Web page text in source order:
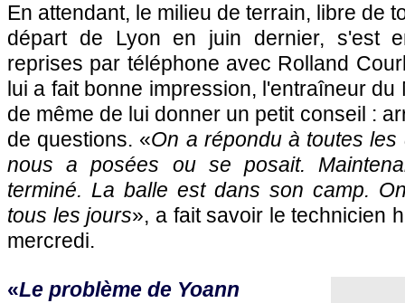
En attendant, le milieu de terrain, libre de
départ de Lyon en juin dernier, s'est
reprises par téléphone avec Rolland
lui a fait bonne impression, l'entraîneur du
de même de lui donner un petit conseil :
de questions. «On a répondu à toutes
nous a posées ou se posait.
terminé. La balle est dans son camp.
tous les jours», a fait savoir le technicien
mercredi.
«Le problème de Yoann